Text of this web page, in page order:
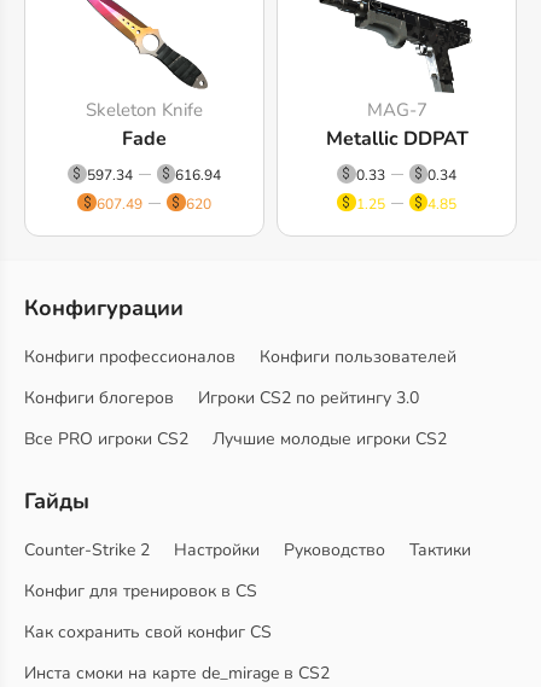
Skeleton Knife
Fade
597.34
616.94
607.49
620
MAG-7
Metallic DDPAT
0.33
0.34
1.25
4.85
Конфигурации
Конфиги профессионалов
Конфиги пользователей
Конфиги блогеров
Игроки CS2 по рейтингу 3.0
Все PRO игроки CS2
Лучшие молодые игроки CS2
Гайды
Counter-Strike 2 Настройки Руководство
Тактики
Конфиг для тренировок в CS
Как сохранить свой конфиг CS
Инста смоки на карте de_mirage в CS2